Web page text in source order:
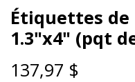
Étiquettes
1.3"x4" (pqt
137,97 $